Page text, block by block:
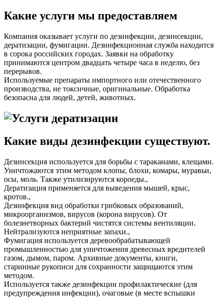
Какие услуги мы предоставляем
Компания оказывает услуги по дезинфекции, дезинсекции,
дератизации, фумигации. Дезинфекционная служба находится
в сорока российских городах. Заявки на обработку
принимаются центром двадцать четыре часа в неделю, без
перерывов.
Используемые препараты импортного или отечественного
производства, не токсичные, оригинальные. Обработка
безопасна для людей, детей, животных.
Какие виды дезинфекции существуют.
Дезинсекция используется для борьбы с тараканами, клещами.
Уничтожаются этим методом клопы, блохи, комары, муравьи,
осы, моль. Также утилизируются короеды.,
Дератизация применяется для выведения мышей, крыс,
кротов.,
Дезинфекция вид обработки грибковых образований,
микроорганизмов, вирусов (корона вирусов). От
болезнетворных бактерий чистятся системы вентиляции.
Нейтрализуются неприятные запахи.,
Фумигация используется деревообрабатывающей
промышленностью для уничтожения древесных вредителей
газом, дымом, паром. Архивные документы, книги,
старинные рукописи для сохранности защищаются этим
методом.
Используется также дезинфекции профилактические (для
предупреждения инфекции), очаговые (в месте вспышки